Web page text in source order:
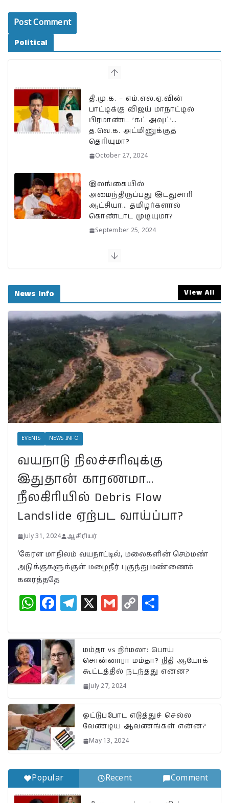
Political
தி.மு.க. – எம்.எல்.ஏ.வின்
பாட்டிக்கு விஜய் மாநாட்டில்
பிரமாண்ட ’கட் அவுட்’…
த.வெ.க. அட்மினுக்குத்
தெரியுமா?
October 27, 2024
இலங்கையில்
அமைந்திருப்பது இடதுசாரி
ஆட்சியா… தமிழர்களால்
கொண்டாட முடியுமா?
September 25, 2024
பேரழிவின் வடுவாக வயநாடு: 40 ஆண்டுகள்
August 1, 2024
வயநாடு நிலச்சரிவுக்கு இதுதான் காரணமா…
நீலகிரியில் Debris Flow Landslide ஏற்பட
வாய்ப்பா?
July 31, 2024
BSNLக்கு மாறும் மக்கள்; பா.ஜ.க. புத்துயிர்
அளிக்குமா… இறுதி உயிர்த் துடிப்பையும்
நிறுத்துமா?
July 30, 2024
முகமாகிறாரா பிரியங்கா?
November 23, 2024
News Info View All
EVENTS NEWS INFO
வயநாடு நிலச்சரிவுக்கு
இதுதான் காரணமா…
நீலகிரியில் Debris Flow
Landslide ஏற்பட வாய்ப்பா?
July 31, 2024 ஆசிரியர்
‘கேரள மாநிலம் வயநாட்டில், மலைகளின் செம்மண்
அடுக்குகளுக்குள் மழைநீர் புகுந்து மண்ணைக்
கரைத்ததே
W
at
s
A
p
p
F
c
e
b
o
o
k
T
g
ra
m
X
G
l
C
y
Li
r
e
மம்தா vs நிர்மலா: பொய்
சொன்னாரா மம்தா? நிதி ஆயோக்
கூட்டத்தில் நடந்தது என்ன?
July 27, 2024
ஓட்டுப்போட எடுத்துச் செல்ல
வேண்டிய ஆவணங்கள் என்ன?
May 13, 2024
Popular Recent Comment